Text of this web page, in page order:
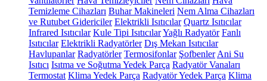
Temizleme Cihazları Buhar Makineleri Nem Alma Cihazları
ve Rutubet Gidericiler Elektrikli Isıtıcılar Quartz Isıtıcılar
Infrared Isıtıcılar Kule Tipi IsıtıcılarYağlı Radyatör Fanlı
Isıtıcılar Elektrikli Radyatörler Dış Mekan Isıtıcılar
Havlupanlar Radyatörler Termosifonlar Şofbenler Ani Su
Isıtıcı Isıtma ve Soğutma Yedek Parça Radyatör Vanaları
Termostat Klima Yedek Parça Radyatör Yedek Parça Klima